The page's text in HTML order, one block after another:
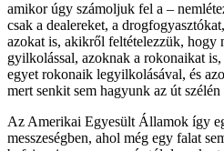
amikor úgy számoljuk fel a –
csak a dealereket, a
azokat is, akikről feltételezzük, hogy
gyilkolással, azoknak a rokonaikat
egyet rokonaik legyilkolásával, és
mert senkit sem hagyunk az út
Az Amerikai Egyesült Államok így
messzeségben, ahol még egy falat